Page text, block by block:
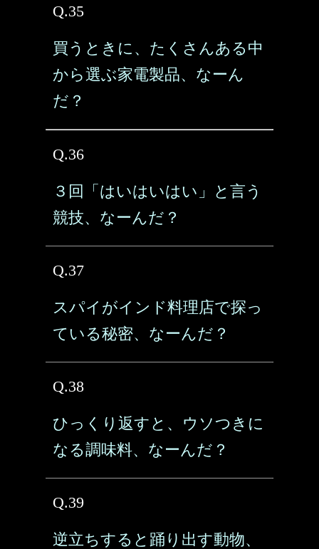
Q.35
買うときに、たくさんある中
から選ぶ家電製品、なーん
だ？
Q.36
３回「はいはいはい」と言う
競技、なーんだ？
Q.37
スパイがインド料理店で探っ
ている秘密、なーんだ？
Q.38
ひっくり返すと、ウソつきに
なる調味料、なーんだ？
Q.39
逆立ちすると踊り出す動物、